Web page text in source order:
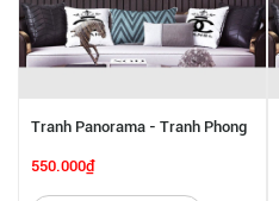
Tranh Panorama - Tranh Phong
Cảnh Thiên Nhiên SGP 6142294
550.000₫